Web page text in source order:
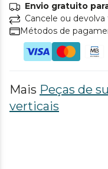
Envio gratuito
Cancele ou
Métodos de
Mais Peças de
verticais